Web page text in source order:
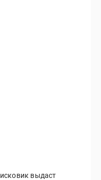
выдаст